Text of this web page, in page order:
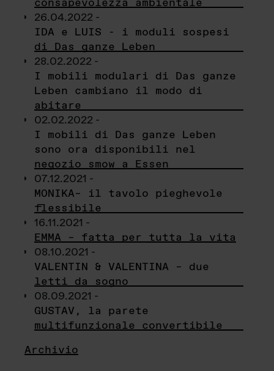
26.04.2022 -
IDA e LUIS - i moduli sospesi
di Das ganze Leben
28.02.2022 -
I mobili modulari di Das ganze
Leben cambiano il modo di
abitare
02.02.2022 -
I mobili di Das ganze Leben
sono ora disponibili nel
negozio smow a Essen
07.12.2021 -
MONIKA– il tavolo pieghevole
flessibile
16.11.2021 -
EMMA – fatta per tutta la vita
08.10.2021 -
VALENTIN & VALENTINA – due
letti da sogno
08.09.2021 -
GUSTAV, la parete
multifunzionale convertibile
Archivio